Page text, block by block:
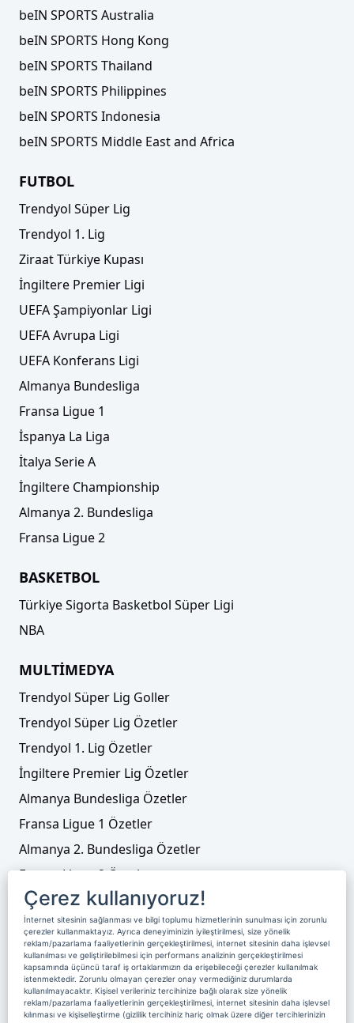
Trendyol Süper Lig'de yeni sezonun ismi belli
oldu
Gaziantep FK’den 7 transfer birden!
Trendyol Süper Lig ekibinin transfer yasağı
kaldırıldı!
Yabancı kuralı açıklaması! TFF kararını verdi
Mirel Radoi: "Bir aylık sürede acı çekeceğiz
ama..."
beIN SPORTS Australia
beIN SPORTS Hong Kong
beIN SPORTS Thailand
beIN SPORTS Philippines
beIN SPORTS Indonesia
beIN SPORTS Middle East and Africa
FUTBOL
Trendyol Süper Lig
Trendyol 1. Lig
Ziraat Türkiye Kupası
İngiltere Premier Ligi
UEFA Şampiyonlar Ligi
UEFA Avrupa Ligi
UEFA Konferans Ligi
Almanya Bundesliga
Fransa Ligue 1
İspanya La Liga
İtalya Serie A
İngiltere Championship
Almanya 2. Bundesliga
Fransa Ligue 2
BASKETBOL
Türkiye Sigorta Basketbol Süper Ligi
NBA
MULTİMEDYA
Trendyol Süper Lig Goller
Trendyol Süper Lig Özetler
Trendyol 1. Lig Özetler
İngiltere Premier Lig Özetler
Almanya Bundesliga Özetler
Fransa Ligue 1 Özetler
Almanya 2. Bundesliga Özetler
Fransa Ligue 2 Özetler
Tenis
Video Liste
Foto Galeriler
Üyelik Yayın Akışı Reklam
Site Sözleşmesi
Çerez kullanıyoruz!
İnternet sitesinin sağlanması ve bilgi toplumu hizmetlerinin sunulması için zorunlu
çerezler kullanmaktayız. Ayrıca deneyiminizin iyileştirilmesi, size yönelik
reklam/pazarlama faaliyetlerinin gerçekleştirilmesi, internet sitesinin daha işlevsel
kullanılması ve geliştirilebilmesi için performans analizinin gerçekleştirilmesi
kapsamında üçüncü taraf iş ortaklarımızın da erişebileceği çerezler kullanılmak
istenmektedir. Zorunlu olmayan çerezler onay vermediğiniz durumlarda
kullanılmayacaktır. Kişisel verileriniz tercihinize bağlı olarak size yönelik
reklam/pazarlama faaliyetlerinin gerçekleştirilmesi, internet sitesinin daha işlevsel
kılınması ve kişiselleştirme (gizlilik tercihiniz hariç olmak üzere diğer tercihlerinizin